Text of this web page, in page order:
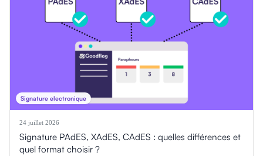
Signature electronique
24 juillet 2026
Signature PAdES, XAdES, CAdES : quelles différences et
quel format choisir ?